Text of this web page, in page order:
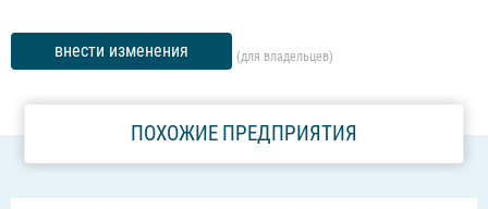
внести изменения (для владельцев)
ПОХОЖИЕ ПРЕДПРИЯТИЯ